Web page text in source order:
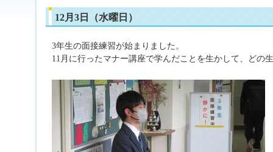
12月3日（水曜日）
3年生の面接練習が始まりました。
11月に行ったマナー講座で学んだことを生かして、どの